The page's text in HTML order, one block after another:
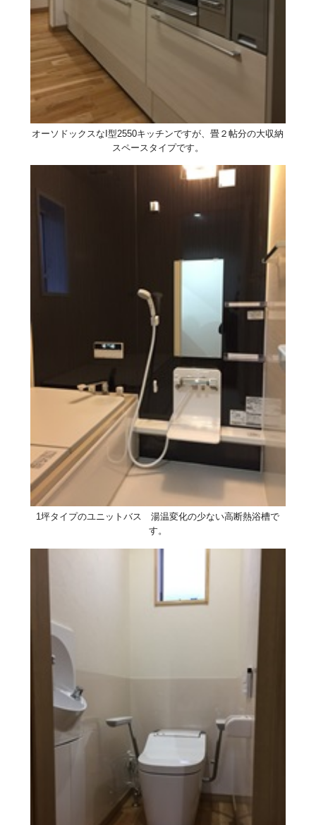
オーソドックスなI型2550キッチンですが、畳２帖分の大収納
スペースタイプです。
1坪タイプのユニットバス 湯温変化の少ない高断熱浴槽で
す。